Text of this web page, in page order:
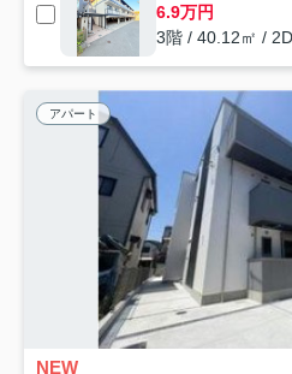
6.9万円
3階 / 40.12㎡ /
アパート
NEW